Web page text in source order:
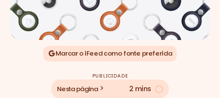
Marcar o iFeed como fonte preferida
PUBLICIDADE
Nesta página 2 mins